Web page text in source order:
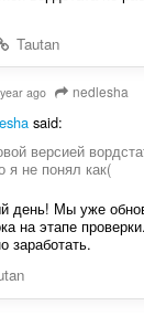
Tautan
ago nedlesha
said:
версией
я не понял как(
день! Мы уже
на этапе
заработать.